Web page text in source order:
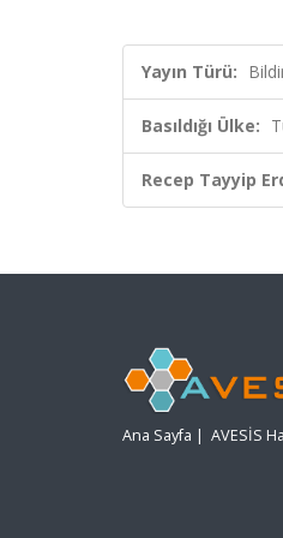
Yayın Türü:
Basıldığı Ülke:
Recep Tayyip
Ana Sayfa | AVESİS